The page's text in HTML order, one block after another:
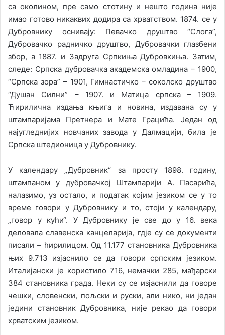
са околином, пре само стотину и нешто година није
имао готово никаквих додира са хрватством. 1874. се у
Дубровнику оснивају: Певачко друштво “Слога”,
Дубровачко радничко друштво, Дубровачки глазбени
збор, а 1887. и Задруга Српкиња Дубровкиња. Затим,
следе: Српска дубровачка академска омладина – 1900,
“Српска зора” – 1901, Гимнастичко – соколско друштво
“Душан Силни” – 1907. и Матица српска – 1909.
Ћирилична издања књига и новина, издавана су у
штампаријама Претнера и Мате Грацића. Један од
најугледнијих новчаних завода у Далмацији, била је
Српска штедионица у Дубровнику.
У календару „Дубровник“ за просту 1898. годину,
штампаном у дубровачкој Штампарији А. Пасарића,
налазимо, уз остало, и податак којим језиком се у то
време говори у Дубровнику и то, стоји у календару,
„говор у кући“. У Дубровнику је све до у 16. века
деловала славенска канцеларија, гдје су се документи
писали – ћирилицом. Од 11.177 становника Дубровника
њих 9.713 изјаснило се да говори српским језиком.
Италијански је користило 716, немачки 285, мађарски
384 становника града. Неки су се изјаснили да говоре
чешки, словенски, пољски и руски, али нико, ни један
једини становник Дубровника, није рекао да говори
хрватским језиком.